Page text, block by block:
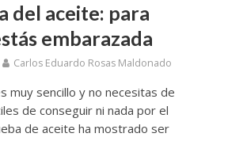
del aceite: para
embarazada
Carlos Eduardo Rosas Maldonado
muy sencillo y no necesitas de
de conseguir ni nada por el
de aceite ha mostrado ser